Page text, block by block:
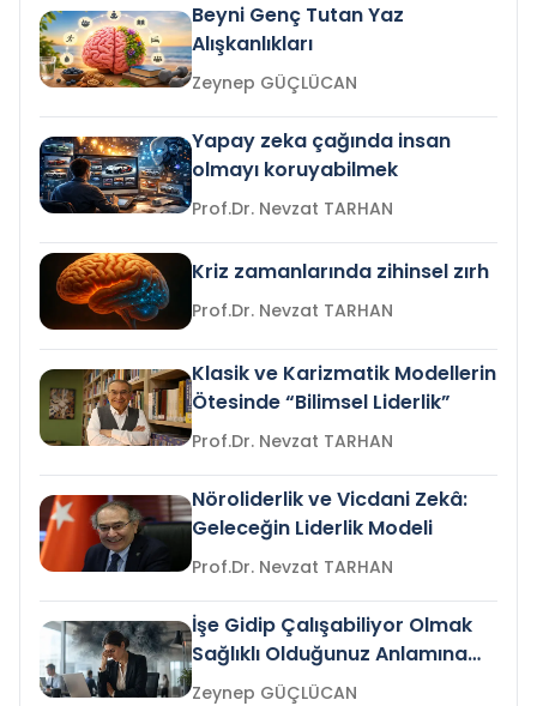
Beyni Genç Tutan Yaz
Alışkanlıkları
Zeynep GÜÇLÜCAN
Yapay zeka çağında insan
olmayı koruyabilmek
Prof.Dr. Nevzat TARHAN
Kriz zamanlarında zihinsel zırh
Prof.Dr. Nevzat TARHAN
Klasik ve Karizmatik Modellerin
Ötesinde “Bilimsel Liderlik”
Prof.Dr. Nevzat TARHAN
Nöroliderlik ve Vicdani Zekâ:
Geleceğin Liderlik Modeli
Prof.Dr. Nevzat TARHAN
İşe Gidip Çalışabiliyor Olmak
Sağlıklı Olduğunuz Anlamına
Gelir mi?Zeynep GÜÇLÜCAN